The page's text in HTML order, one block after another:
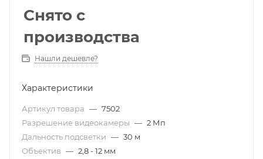
Снято с
производства
Нашли дешевле?
Характеристики
Артикул товара — 7502
Разрешение видеокамеры — 2 Мп
Дальность подсветки — 30 м
Объектив — 2,8 - 12 мм